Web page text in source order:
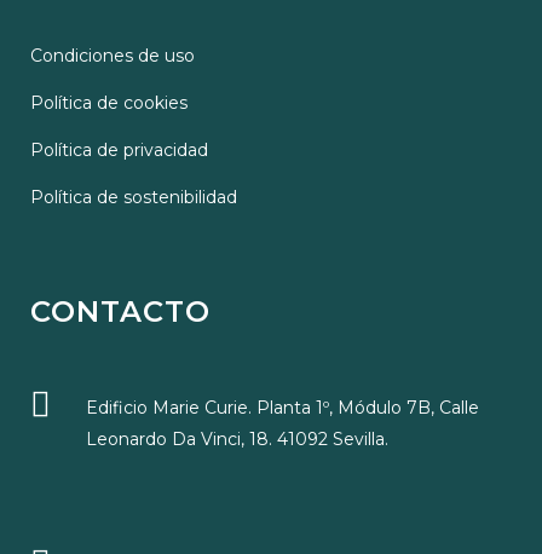
Condiciones de uso
Política de cookies
Política de privacidad
Política de sostenibilidad
CONTACTO
Edificio Marie Curie. Planta 1º, Módulo 7B, Calle
Leonardo Da Vinci, 18. 41092 Sevilla.